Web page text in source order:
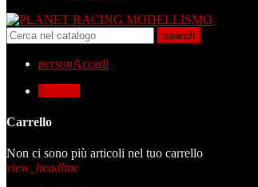
search
personAccedi
0
Carrello
Non ci sono più articoli nel tuo carrello
view_headline